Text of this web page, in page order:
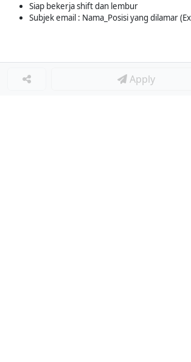
Siap bekerja shift dan lembur
Subjek email : Nama_Posisi yang dilamar
Apply